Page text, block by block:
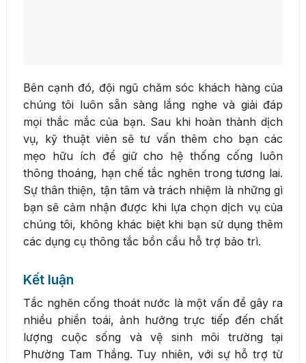
Bên cạnh đó, đội ngũ chăm sóc khách hàng của
chúng tôi luôn sẵn sàng lắng nghe và giải đáp
mọi thắc mắc của bạn. Sau khi hoàn thành dịch
vụ, kỹ thuật viên sẽ tư vấn thêm cho bạn các
mẹo hữu ích để giữ cho hệ thống cống luôn
thông thoáng, hạn chế tắc nghẽn trong tương lai.
Sự thân thiện, tận tâm và trách nhiệm là những gì
bạn sẽ cảm nhận được khi lựa chọn dịch vụ của
chúng tôi, không khác biệt khi bạn sử dụng thêm
các dụng cụ thông tắc bồn cầu hỗ trợ bảo trì.
Kết luận
Tắc nghẽn cống thoát nước là một vấn đề gây ra
nhiều phiền toái, ảnh hưởng trực tiếp đến chất
lượng cuộc sống và vệ sinh môi trường tại
Phường Tam Thắng. Tuy nhiên, với sự hỗ trợ từ